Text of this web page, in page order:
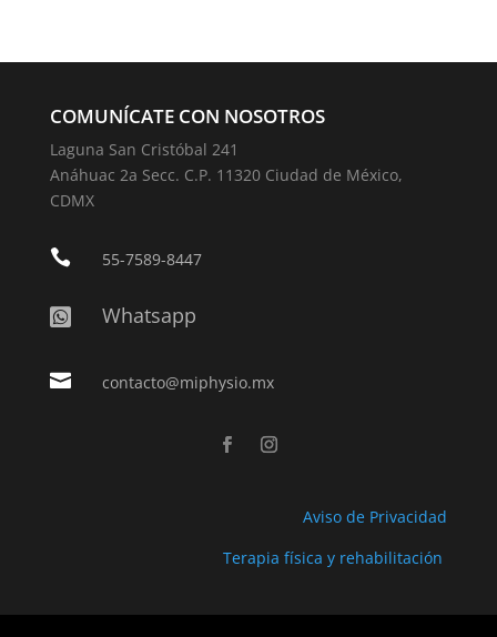
COMUNÍCATE CON NOSOTROS
Laguna San Cristóbal 241
Anáhuac 2a Secc. C.P. 11320 Ciudad de México,
CDMX
 55-7589-8447
 Whatsapp
 contacto@miphysio.mx
Aviso de Privacidad
Terapia física y rehabilitación